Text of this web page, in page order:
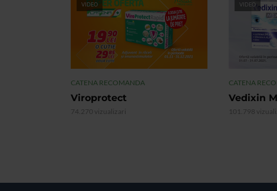
VIDEO
CATENA RECOMANDA
Viroprotect
74.270 vizualizari
VIDEO
CATENA
Vedixin
101.798